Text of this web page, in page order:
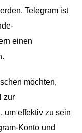
Telegram ist
einen
möchten,
zur
um effektiv zu sein
Konto und